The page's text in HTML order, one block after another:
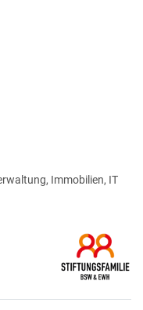
Immobilien, IT